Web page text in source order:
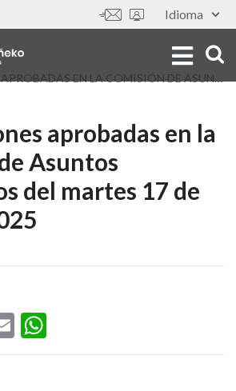
Idioma
Outils
aprobadas en la
Asuntos
del martes 17 de
Email